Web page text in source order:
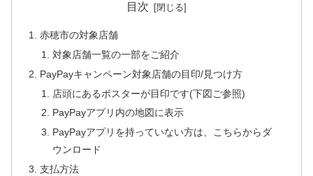
目次
赤穂市の対象店舗
対象店舗一覧の一部をご紹介
PayPayキャンペーン対象店舗の目印/見つけ方
店頭にあるポスターが目印です(下図ご参照)
PayPayアプリ内の地図に表示
PayPayアプリを持っていない方は、こちらからダ
ウンロード
支払方法